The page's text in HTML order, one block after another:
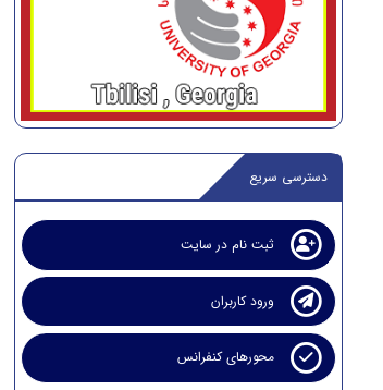
دسترسی سریع
ثبت نام در سایت
ورود کاربران
محورهای کنفرانس